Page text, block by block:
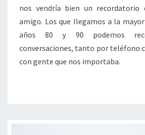
nos vendría bien un recordatorio
amigo. Los que llegamos a la
años 80 y 90 podemos
conversaciones, tanto por teléfono
con gente que nos importaba.